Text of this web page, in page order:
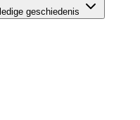
geschiedenis